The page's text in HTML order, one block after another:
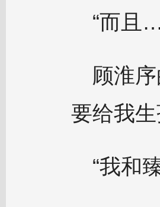
“而且
顾淮
要给我
“我和